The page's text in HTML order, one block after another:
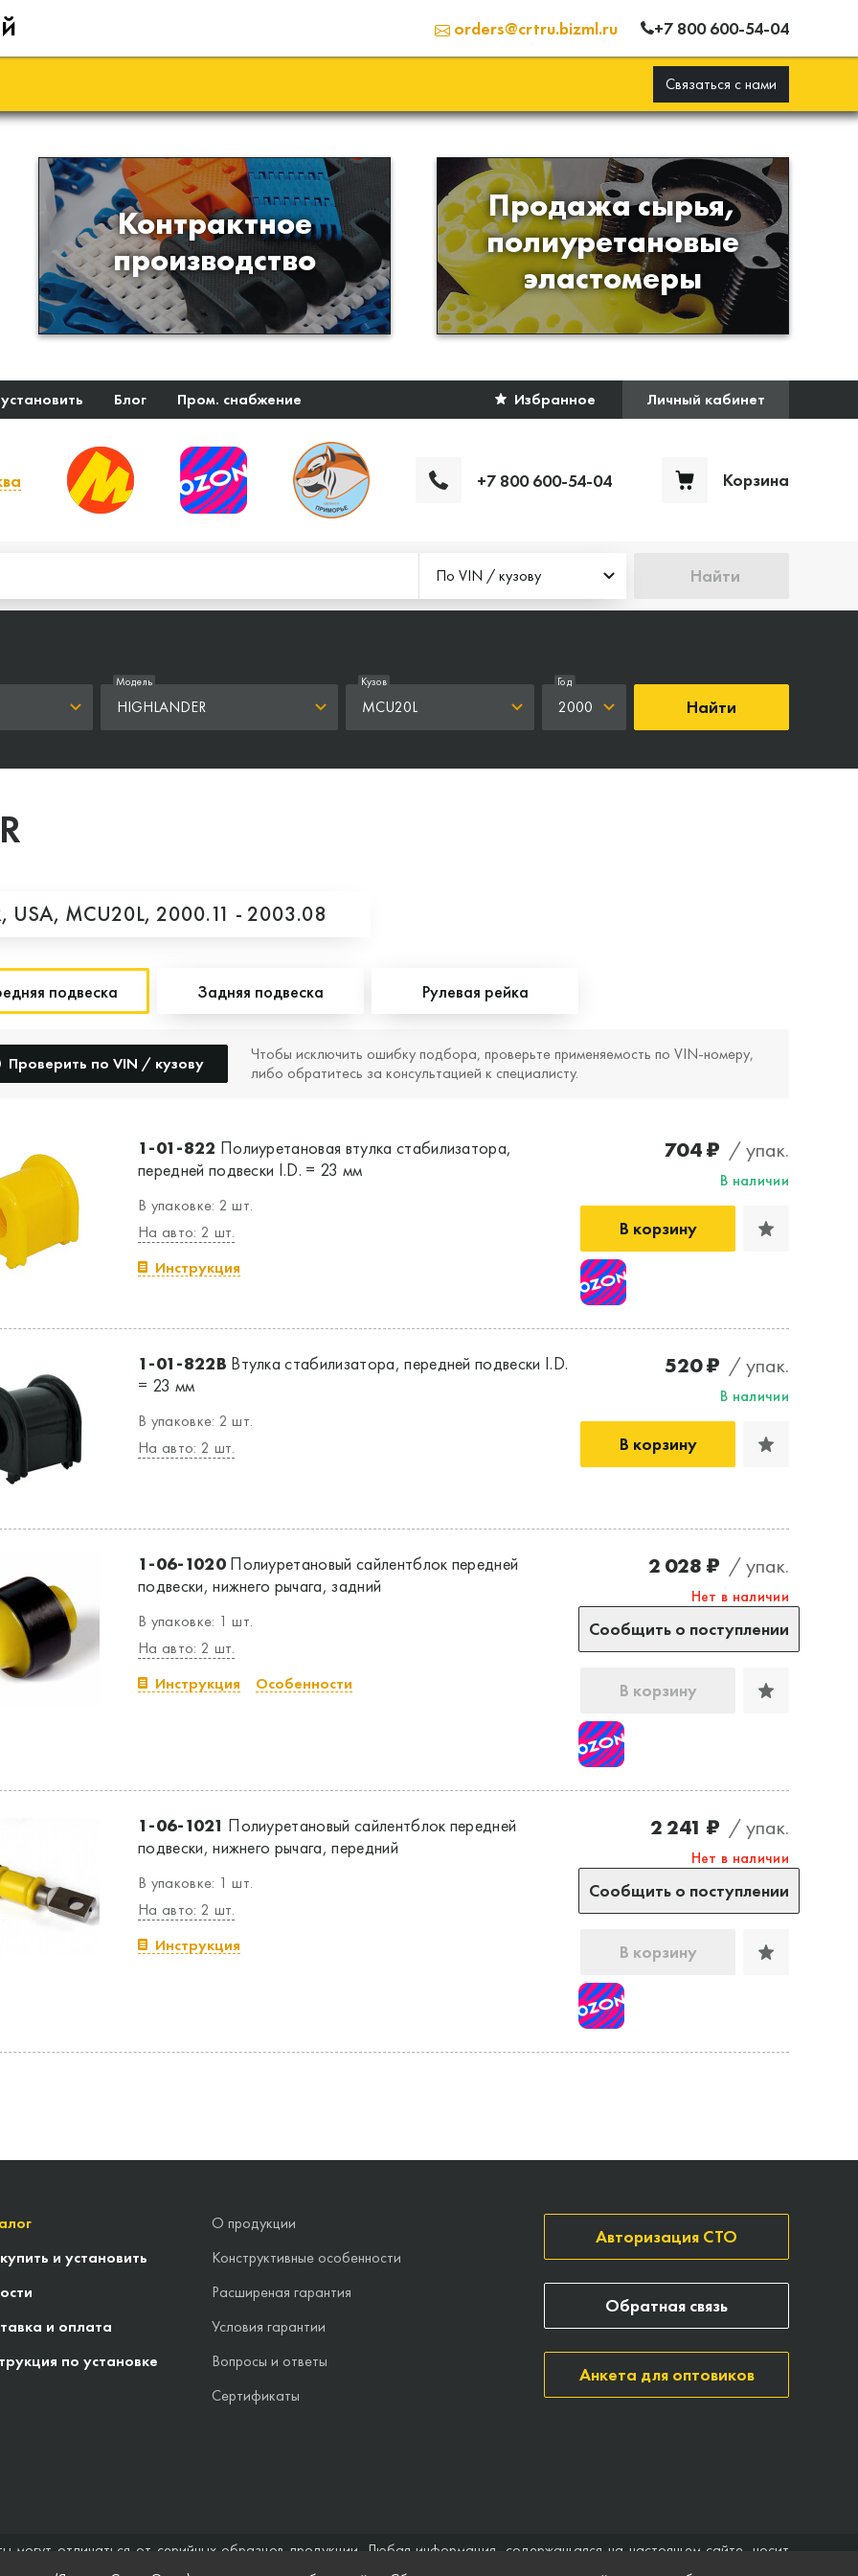
orders@crtru.bizml.ru +7 800 600-54-04
Связаться с нами
Контрактное
производство
Производство изделий из
пластиков и полимеров по
образцам либо чертежам
заказчика
Продажа сырья,
полиуретановые
эластомеры
Продажа сырья для
производства изделий из
полиуретана
Блог Пром. снабжение Избранное Личный кабинет
+7 800 600-54-04 Корзина
По VIN / кузову Найти
HIGHLANDER
Модель
MCU20L
Кузов
2000
Год
Найти
USA, MCU20L, 2000.11 - 2003.08
подвеска Задняя подвеска Рулевая рейка
Проверить по VIN / кузову
Чтобы исключить ошибку подбора, проверьте применяемость по VIN‑номеру,
либо обратитесь за консультацией к специалисту.
1-01-822 Полиуретановая втулка стабилизатора,
передней подвески I.D. = 23 мм
В упаковке: 2 шт.
На авто: 2 шт.
Инструкция
704 ₽ / упак.
В наличии
В корзину
1-01-822B Втулка стабилизатора, передней подвески I.D.
= 23 мм
В упаковке: 2 шт.
На авто: 2 шт.
520 ₽ / упак.
В наличии
В корзину
1-06-1020Полиуретановый сайлентблок передней
подвески, нижнего рычага, задний
В упаковке: 1 шт.
На авто: 2 шт.
Инструкция
Особенности
2 028 ₽ / упак.
Нет в наличии
Сообщить о поступлении
В корзину
1-06-1021 Полиуретановый сайлентблок передней
подвески, нижнего рычага, передний
В упаковке: 1 шт.
На авто: 2 шт.
Инструкция
2 241 ₽ / упак.
Нет в наличии
Сообщить о поступлении
В корзину
и установить
и оплата
по установке
О продукции
Конструктивные особенности
Расширеная гарантия
Условия гарантии
Вопросы и ответы
Сертификаты
Авторизация СТО
Анкета для оптовиков
Обратная связь
могут отличаться от серийных образцов продукции. Любая информация, содержащаяся на настоящем сайте, носит
не может быть расценена как предложение заключить договор (публичная оферта). Компания Точка опоры